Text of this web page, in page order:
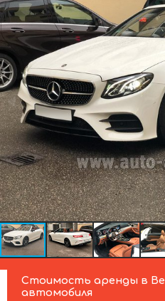
Стоимость аренды в
автомобиля